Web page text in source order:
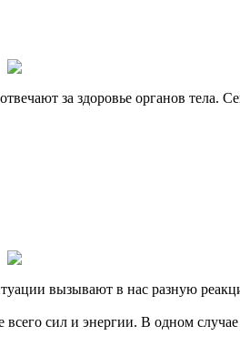
за здоровье органов тела.
вызывают в нас разную
сил и энергии. В одном